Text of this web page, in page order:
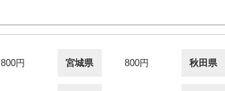
800円 宮城県 800円 秋田県